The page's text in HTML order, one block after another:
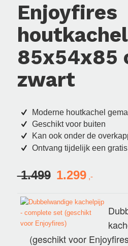
Enjoyfires
85x54x85
zwart
Moderne houtkachel
Geschikt voor buiten
Kan ook onder de
Ontvang tijdelijk een
1.499
Oorspronkelijke
was:
€ 1.499.
1.299Huidige
is:
€ 1.299.
(geschikt voor